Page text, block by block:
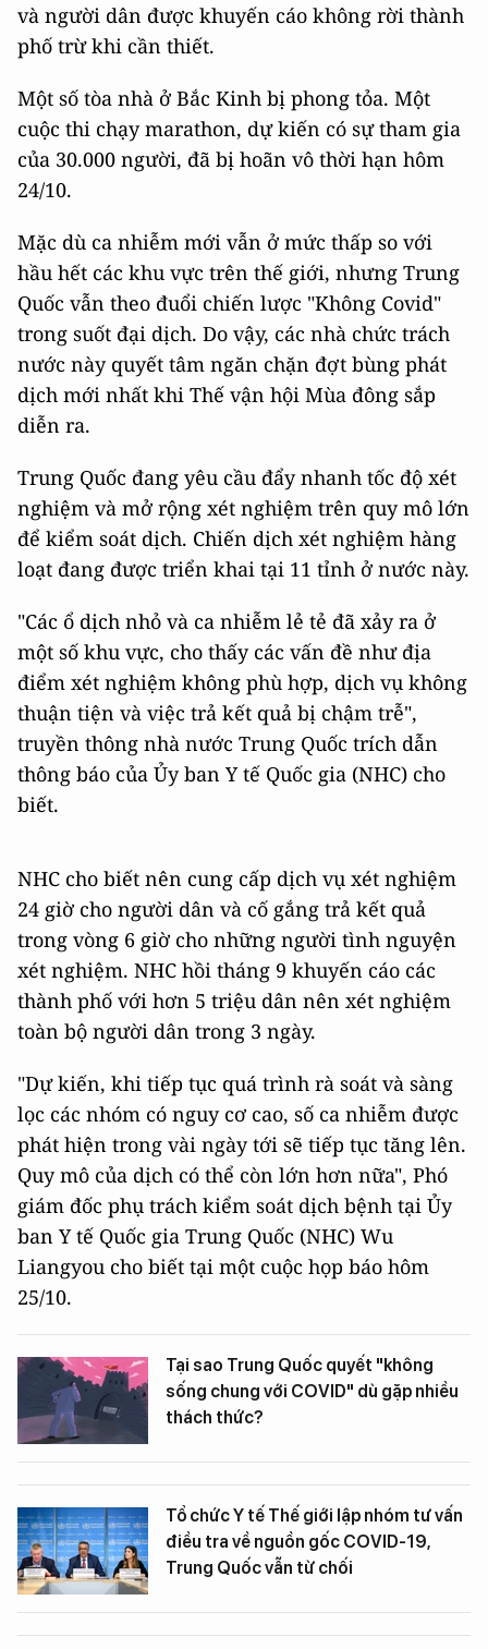
và người dân được khuyến cáo không rời thành
phố trừ khi cần thiết.
Một số tòa nhà ở Bắc Kinh bị phong tỏa. Một
cuộc thi chạy marathon, dự kiến có sự tham gia
của 30.000 người, đã bị hoãn vô thời hạn hôm
24/10.
Mặc dù ca nhiễm mới vẫn ở mức thấp so với
hầu hết các khu vực trên thế giới, nhưng Trung
Quốc vẫn theo đuổi chiến lược "Không Covid"
trong suốt đại dịch. Do vậy, các nhà chức trách
nước này quyết tâm ngăn chặn đợt bùng phát
dịch mới nhất khi Thế vận hội Mùa đông sắp
diễn ra.
Trung Quốc đang yêu cầu đẩy nhanh tốc độ xét
nghiệm và mở rộng xét nghiệm trên quy mô lớn
để kiểm soát dịch. Chiến dịch xét nghiệm hàng
loạt đang được triển khai tại 11 tỉnh ở nước này.
"Các ổ dịch nhỏ và ca nhiễm lẻ tẻ đã xảy ra ở
một số khu vực, cho thấy các vấn đề như địa
điểm xét nghiệm không phù hợp, dịch vụ không
thuận tiện và việc trả kết quả bị chậm trễ",
truyền thông nhà nước Trung Quốc trích dẫn
thông báo của Ủy ban Y tế Quốc gia (NHC) cho
biết.
NHC cho biết nên cung cấp dịch vụ xét nghiệm
24 giờ cho người dân và cố gắng trả kết quả
trong vòng 6 giờ cho những người tình nguyện
xét nghiệm. NHC hồi tháng 9 khuyến cáo các
thành phố với hơn 5 triệu dân nên xét nghiệm
toàn bộ người dân trong 3 ngày.
"Dự kiến, khi tiếp tục quá trình rà soát và sàng
lọc các nhóm có nguy cơ cao, số ca nhiễm được
phát hiện trong vài ngày tới sẽ tiếp tục tăng lên.
Quy mô của dịch có thể còn lớn hơn nữa", Phó
giám đốc phụ trách kiểm soát dịch bệnh tại Ủy
ban Y tế Quốc gia Trung Quốc (NHC) Wu
Liangyou cho biết tại một cuộc họp báo hôm
25/10.
Tại sao Trung Quốc quyết "không
sống chung với COVID" dù gặp nhiều
thách thức?
Tổ chức Y tế Thế giới lập nhóm tư vấn
điều tra về nguồn gốc COVID-19,
Trung Quốc vẫn từ chối